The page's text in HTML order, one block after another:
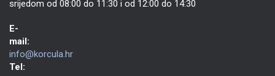
srijedom od 08:00 do 11:30 i od 12:00 do 14:30
E-
mail:
info@korcula.hr
Tel: